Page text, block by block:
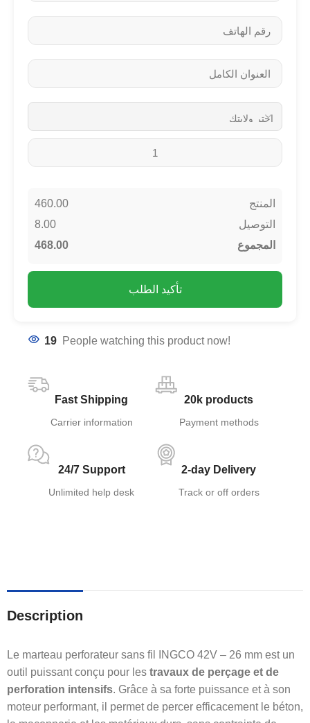
المنتج
460.00
التوصيل
8.00
المجموع
468.00
تأكيد الطلب
19 People watching this product now!
Fast Shipping
Carrier information
20k products
Payment methods
24/7 Support
Unlimited help desk
2-day Delivery
Track or off orders
Description
Le marteau perforateur sans fil INGCO 42V – 26 mm est un
outil puissant conçu pour les travaux de perçage et de
perforation intensifs. Grâce à sa forte puissance et à son
moteur performant, il permet de percer efficacement le béton,